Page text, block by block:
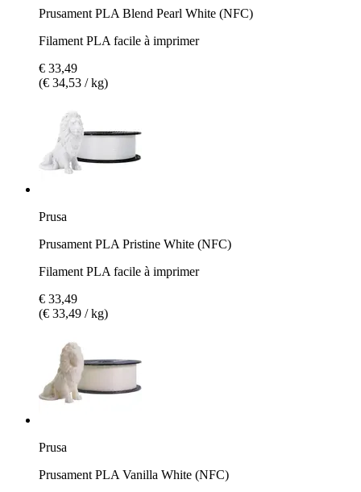
Prusament PLA Blend Pearl White (NFC)
Filament PLA facile à imprimer
€ 33,49
(€ 34,53 / kg)
Prusa
Prusament PLA Pristine White (NFC)
Filament PLA facile à imprimer
€ 33,49
(€ 33,49 / kg)
Prusa
Prusament PLA Vanilla White (NFC)